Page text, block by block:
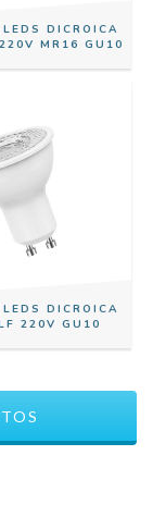
DICROICA
MR16 GU10
DICROICA
220V GU10